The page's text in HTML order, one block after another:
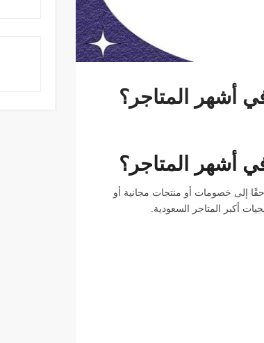
أشهر المتاجر؟
أشهر المتاجر؟
إلى خصومات أو منتجات مجانية أو
أكبر المتاجر السعودية.